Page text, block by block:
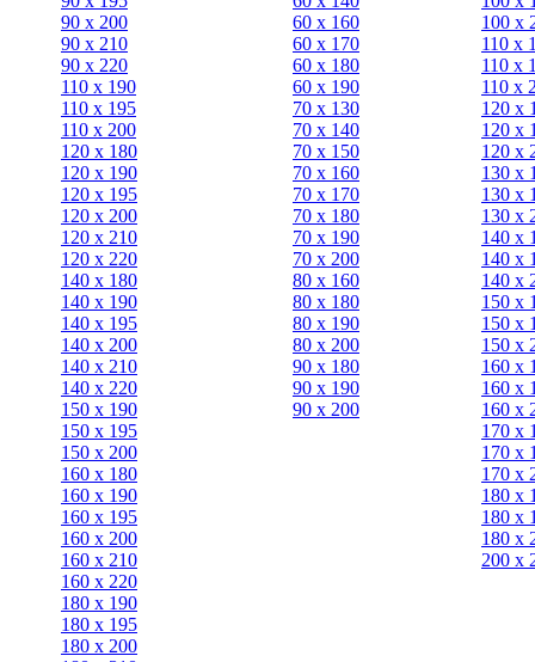
90 х 200
90 x 210
90 x 220
110 x 190
110 x 195
110 x 200
120 x 180
120 х 190
120 х 195
120 х 200
120 x 210
120 x 220
140 x 180
140 х 190
140 х 195
140 х 200
140 x 210
140 x 220
150 х 190
150 х 195
150 х 200
160 x 180
160 х 190
160 х 195
160 х 200
160 x 210
160 x 220
180 х 190
180 х 195
180 х 200
60 х 160
60 х 170
60 х 180
60 х 190
70 х 130
70 х 140
70 х 150
70 х 160
70 х 170
70 х 180
70 х 190
70 х 200
80 х 160
80 х 180
80 x 190
80 x 200
90 х 180
90 x 190
90 x 200
100 x
110 x
110 х
110 х
120 х
120 х
120 х
130 х
130 х
130 х
140 х
140 х
140 х
150 х
150 х
150 х
160 х
160 х
160 х
170 х
170 х
170 х
180 х
180 х
180 х
200 x